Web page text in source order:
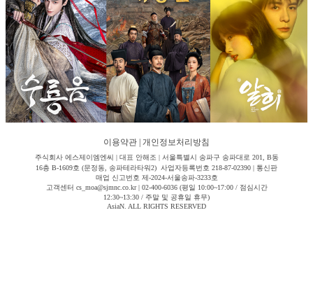
이용약관 개인정보처리방침
주식회사 에스제이엠엔씨 | 대표 안해조 | 서울특별시 송파구 송파대로 201, B동
16층 B-1609호 (문정동, 송파테라타워2) 사업자등록번호 218-87-02390 | 통신판
매업 신고번호 제-2024-서울송파-3233호
고객센터 cs_moa@sjmnc.co.kr | 02-400-6036 (평일 10:00~17:00 / 점심시간
12:30~13:30 / 주말 및 공휴일 휴무)
AsiaN. ALL RIGHTS RESERVED